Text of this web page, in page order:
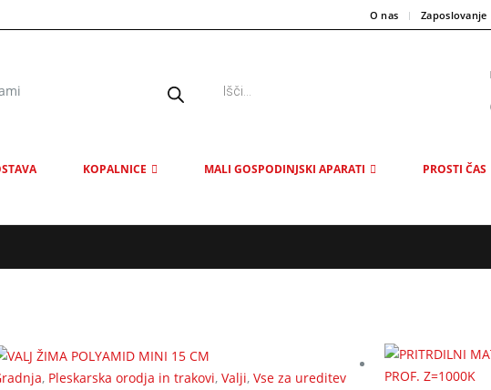
O nas Zaposlovanje
search
KOPALNICE MALI GOSPODINJSKI APARATI PROSTI ČAS
, Pleskarska orodja in trakovi, Valji, Vse za ureditev